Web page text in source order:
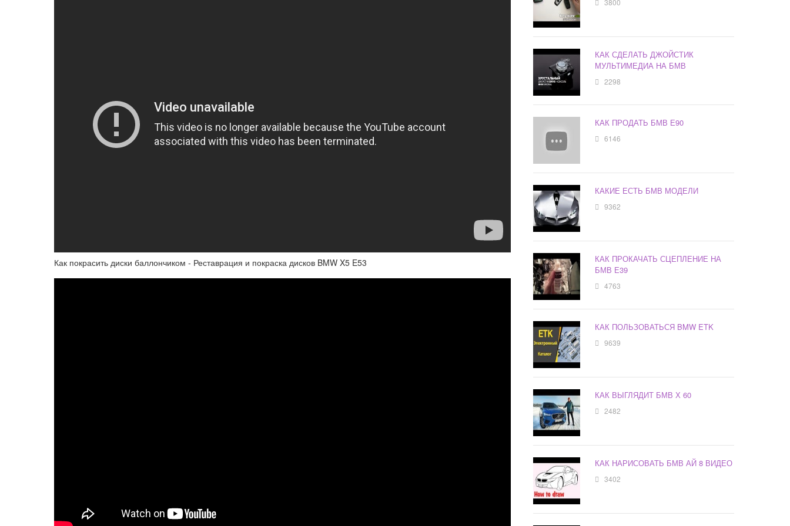
Как покрасить диски баллончиком - Реставрация и покраска дисков BMW X5 E53
3800
КАК СДЕЛАТЬ ДЖОЙСТИК
МУЛЬТИМЕДИА НА БМВ
2298
КАК ПРОДАТЬ БМВ Е90
6146
КАКИЕ ЕСТЬ БМВ МОДЕЛИ
9362
КАК ПРОКАЧАТЬ СЦЕПЛЕНИЕ НА
БМВ Е39
4763
КАК ПОЛЬЗОВАТЬСЯ BMW ETK
9639
КАК ВЫГЛЯДИТ БМВ Х 60
2482
КАК НАРИСОВАТЬ БМВ АЙ 8 ВИДЕО
3402